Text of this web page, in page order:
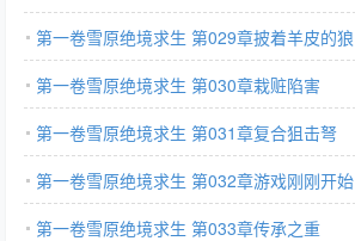
第一卷雪原绝境求生 第029章披着羊皮的狼
第一卷雪原绝境求生 第030章栽赃陷害
第一卷雪原绝境求生 第031章复合狙击弩
第一卷雪原绝境求生 第032章游戏刚刚开始
第一卷雪原绝境求生 第033章传承之重